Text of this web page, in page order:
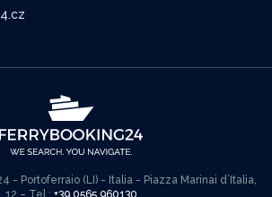
- Portoferraio (LI) - Italia - Piazza Marinai d’Italia,
12 – Tel.: +39 0565 960130